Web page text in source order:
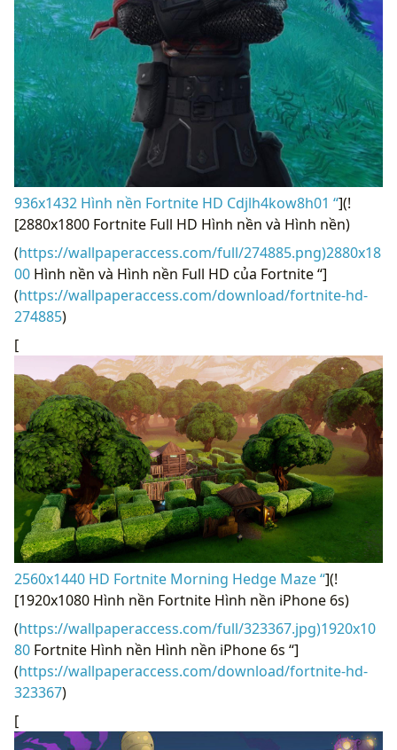
936x1432 Hình nền Fortnite HD Cdjlh4kow8h01 “](!
[2880x1800 Fortnite Full HD Hình nền và Hình nền)
(https://wallpaperaccess.com/full/274885.png)2880x18
00 Hình nền và Hình nền Full HD của Fortnite “]
(https://wallpaperaccess.com/download/fortnite-hd-
274885)
[
2560x1440 HD Fortnite Morning Hedge Maze “](!
[1920x1080 Hình nền Fortnite Hình nền iPhone 6s)
(https://wallpaperaccess.com/full/323367.jpg)1920x10
80 Fortnite Hình nền Hình nền iPhone 6s “]
(https://wallpaperaccess.com/download/fortnite-hd-
323367)
[